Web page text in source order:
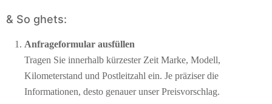
& So ghets:
Anfrageformular ausfüllen
Tragen Sie innerhalb kürzester Zeit Marke, Modell,
Kilometerstand und Postleitzahl ein. Je präziser die
Informationen, desto genauer unser Preisvorschlag.